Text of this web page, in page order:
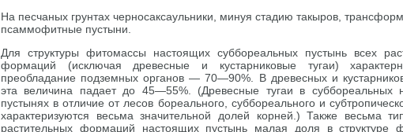
На песчаных грунтах черносаксаульники, минуя стадию такыров,
псаммофитные пустыни.
Для структуры фитомассы настоящих суббореальных пустынь всех
формаций (исключая древесные и кустарниковые тугаи)
преобладание подземных органов — 70—90%. В древесных и
эта величина падает до 45—55%. (Древесные тугаи в суббореальных
пустынях в отличие от лесов бореального, суббореального и
характеризуются весьма значительной долей корней.) Также весьма
растительных формаций настоящих пустынь малая доля в структуре